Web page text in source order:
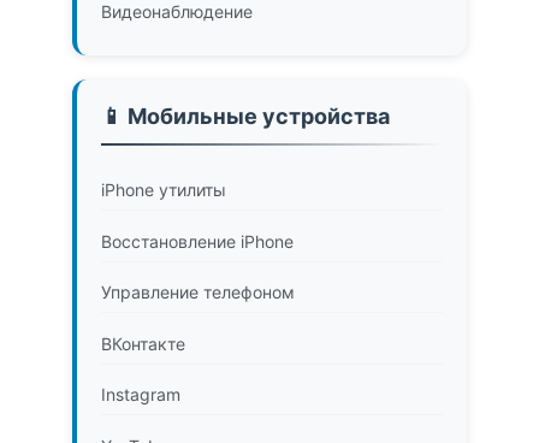
Видеонаблюдение
📱 Мобильные устройства
iPhone утилиты
Восстановление iPhone
Управление телефоном
ВКонтакте
Instagram